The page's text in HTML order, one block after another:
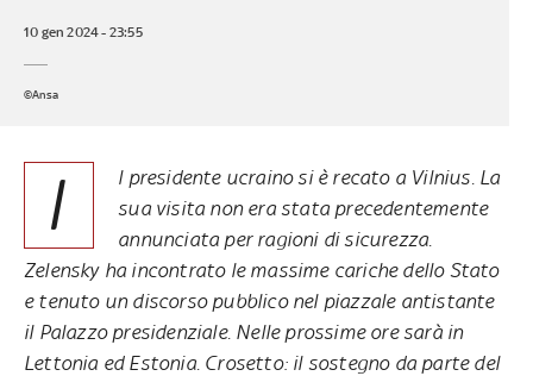
10 gen 2024 - 23:55
©Ansa
I
l presidente ucraino si è recato a Vilnius. La
sua visita non era stata precedentemente
annunciata per ragioni di sicurezza.
Zelensky ha incontrato le massime cariche dello Stato
e tenuto un discorso pubblico nel piazzale antistante
il Palazzo presidenziale. Nelle prossime ore sarà in
Lettonia ed Estonia. Crosetto: il sostegno da parte del